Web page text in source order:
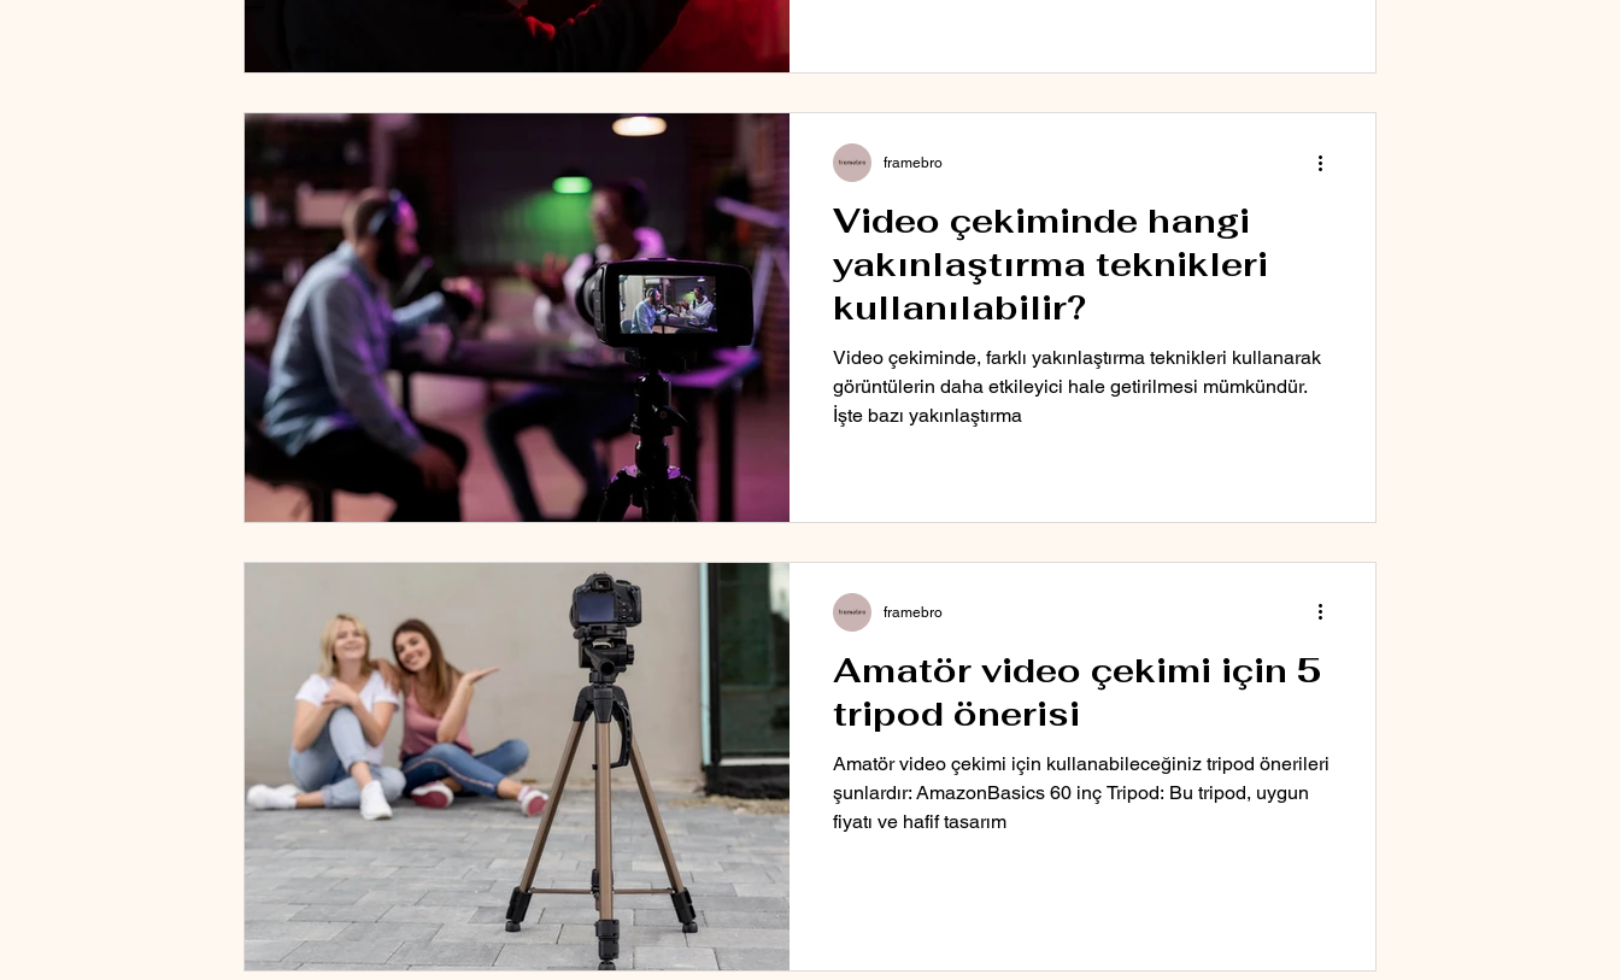
Video çekiminde hangi
yakınlaştırma teknikleri
kullanılabilir?
Video çekiminde, farklı yakınlaştırma teknikleri kullanarak
görüntülerin daha etkileyici hale getirilmesi mümkündür.
İşte bazı yakınlaştırma
framebro
Amatör video çekimi için 5
tripod önerisi
Amatör video çekimi için kullanabileceğiniz tripod önerileri
şunlardır: AmazonBasics 60 inç Tripod: Bu tripod, uygun
fiyatı ve hafif tasarım
framebro